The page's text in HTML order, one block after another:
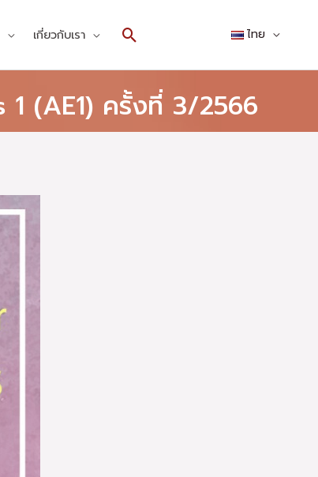
เกี่ยวกับเรา Search ไทย
(AE1) ครั้งที่ 3/2566